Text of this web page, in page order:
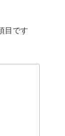
目です